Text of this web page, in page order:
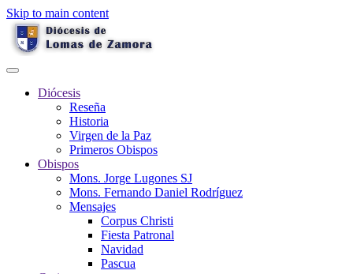
Skip to main content
Diócesis
Reseña
Historia
Virgen de la Paz
Primeros Obispos
Obispos
Mons. Jorge Lugones SJ
Mons. Fernando Daniel Rodríguez
Mensajes
Corpus Christi
Fiesta Patronal
Navidad
Pascua